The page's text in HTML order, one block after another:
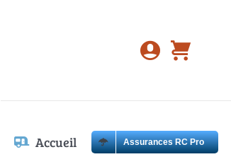
Accueil Assurances RC Pro